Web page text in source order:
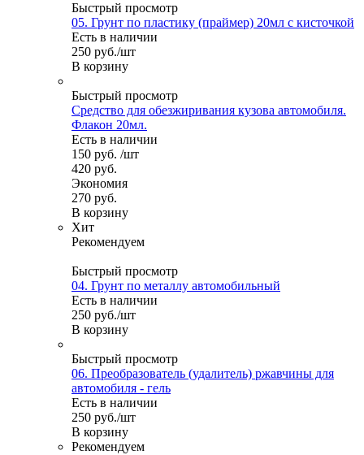
Быстрый просмотр
05. Грунт по пластику (праймер) 20мл с кисточкой
Есть в наличии
250 руб./шт
В корзину
Быстрый просмотр
Средство для обезжиривания кузова автомобиля.
Флакон 20мл.
Есть в наличии
150 руб. /шт
420 руб.
Экономия
270 руб.
В корзину
Хит
Рекомендуем
Быстрый просмотр
04. Грунт по металлу автомобильный
Есть в наличии
250 руб./шт
В корзину
Быстрый просмотр
06. Преобразователь (удалитель) ржавчины для
автомобиля - гель
Есть в наличии
250 руб./шт
В корзину
Рекомендуем